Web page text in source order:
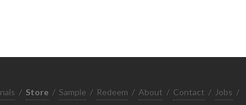
/ Store / Sample / Redeem / About / Contact / Jobs /